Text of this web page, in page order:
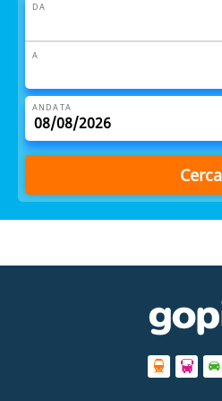
DA
A
ANDATA
Cerca